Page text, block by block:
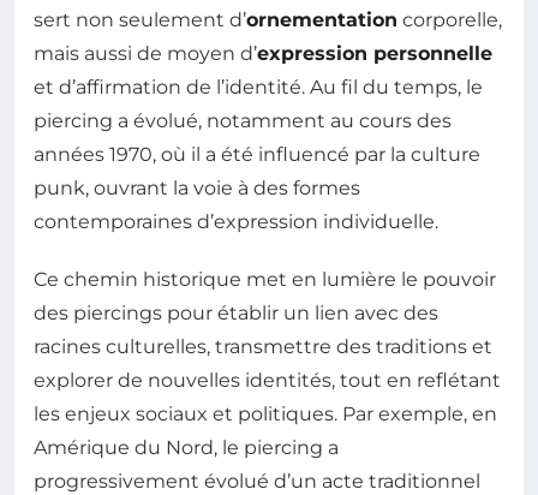
sert non seulement d’ornementation corporelle,
mais aussi de moyen d’expression personnelle
et d’affirmation de l’identité. Au fil du temps, le
piercing a évolué, notamment au cours des
années 1970, où il a été influencé par la culture
punk, ouvrant la voie à des formes
contemporaines d’expression individuelle.
Ce chemin historique met en lumière le pouvoir
des piercings pour établir un lien avec des
racines culturelles, transmettre des traditions et
explorer de nouvelles identités, tout en reflétant
les enjeux sociaux et politiques. Par exemple, en
Amérique du Nord, le piercing a
progressivement évolué d’un acte traditionnel